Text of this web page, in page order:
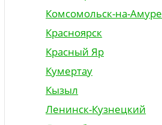
Комсомольск-на-Амуре
Красноярск
Красный Яр
Кумертау
Кызыл
Ленинск-Кузнецкий